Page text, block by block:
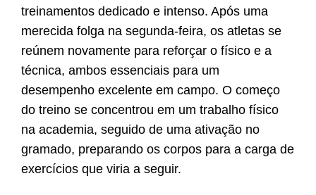
treinamentos dedicado e intenso. Após uma
merecida folga na segunda-feira, os atletas se
reúnem novamente para reforçar o físico e a
técnica, ambos essenciais para um
desempenho excelente em campo. O começo
do treino se concentrou em um trabalho físico
na academia, seguido de uma ativação no
gramado, preparando os corpos para a carga de
exercícios que viria a seguir.